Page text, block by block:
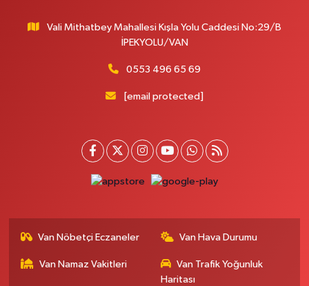
Akdağ Eczanesi
SÜPHAN MAH.İPEKYOLU CAD.NO:283G BAHÇEŞEHİR KOLEJİ KARŞISI-
ECIVILCOCUKMAGAZASIKARSISI
0 (542) 384 45 20 Yol Tarifi Al
Vali Mithatbey Mahallesi Kışla Yolu Caddesi No:29/B
İPEKYOLU/VAN
0553 496 65 69
[email protected]
Van Nöbetçi Eczaneler Van Hava Durumu
Van Namaz Vakitleri
Van Trafik Yoğunluk
Haritası